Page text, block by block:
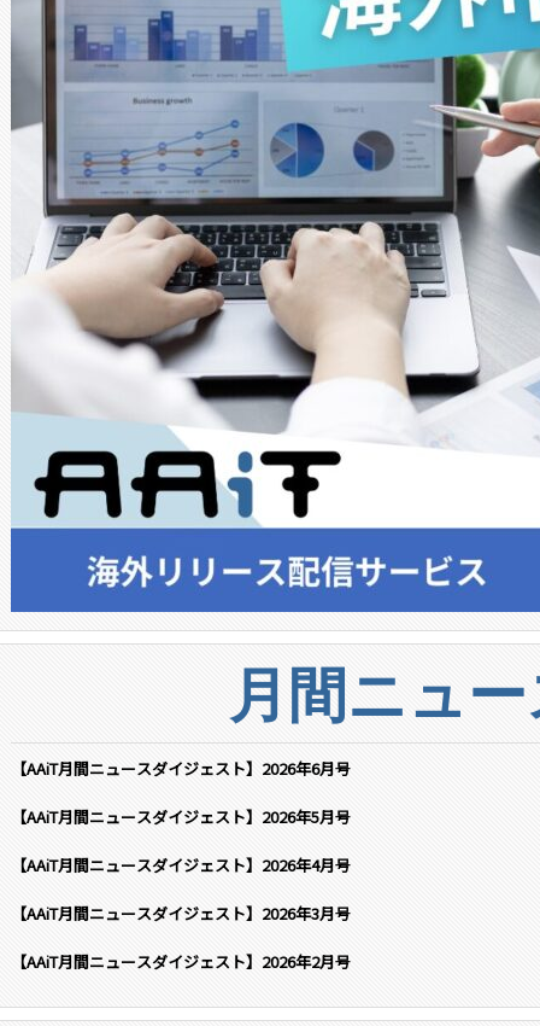
月間ニュ
【AAiT月間ニュースダイジェスト】2026年6月号
【AAiT月間ニュースダイジェスト】2026年5月号
【AAiT月間ニュースダイジェスト】2026年4月号
【AAiT月間ニュースダイジェスト】2026年3月号
【AAiT月間ニュースダイジェスト】2026年2月号